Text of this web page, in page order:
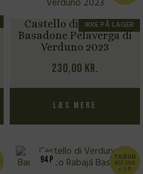
IKKE PÅ LAGER
Castello di Verduno,
Basadone Pelaverga di
Verduno 2023
230,00 kr.
Læs mere
94 P TILBUD
TILBUD
455 DKK
v. 3 fl.